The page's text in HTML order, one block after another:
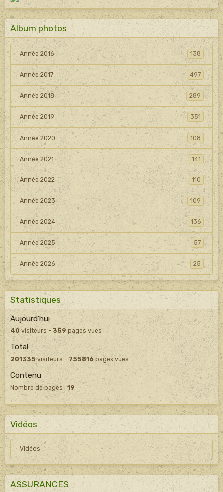
Album photos
Année 2016 138
Année 2017 497
Année 2018 289
Année 2019 351
Année 2020 108
Année 2021 141
Année 2022 110
Année 2023 109
Année 2024 136
Année 2025 57
Année 2026 25
Statistiques
Aujourd'hui
40visiteurs - 359 pages vues
Total
201335visiteurs -755816pages vues
Contenu
Nombre de pages : 19
Vidéos
Vidéos
ASSURANCES